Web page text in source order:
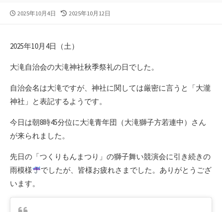
公
2025年10月4日
最
日
2025年10月12日
2025年10月4日（土）
大滝自治会の大滝神社秋季祭礼の日でした。
自治会名は大滝ですが、神社に関しては厳密に言うと「大瀧
神社」と表記するようです。
今日は朝8時45分位に大滝青年団（大滝獅子方若連中）さん
が来られました。
先日の「つくりもんまつり」の獅子舞い競演会に引き続きの
雨模様
でしたが、皆様お疲れさまでした。ありがとうござ
います。